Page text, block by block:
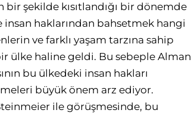
şekilde kısıtlandığı bir dönemde
haklarından bahsetmek hangi
ve farklı yaşam tarzına sahip
ülke haline geldi. Bu sebeple Alman
bu ülkedeki insan hakları
büyük önem arz ediyor.
ile görüşmesinde, bu